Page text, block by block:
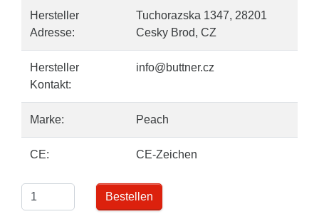
Hersteller
Adresse:
Tuchorazska 1347, 28201
Cesky Brod, CZ
Hersteller
Kontakt:
info@buttner.cz
Marke: Peach
CE: CE-Zeichen
Bestellen